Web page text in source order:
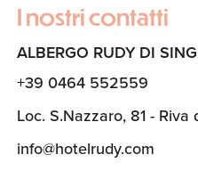
I nostri contatti
ALBERGO RUDY DI
+39 0464 552559
Loc. S.Nazzaro, 81 - Riva
info@hotelrudy.com